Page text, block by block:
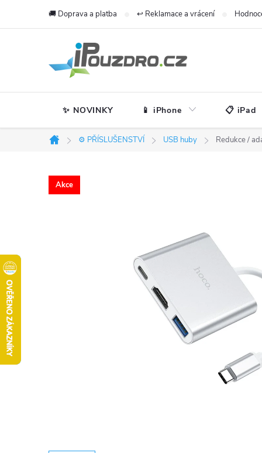
🚚 Doprava a platba ↩️ Reklamace a vrácení
✨ NOVINKY 📱 iPhone 📋 iPad
Domů
⚙️ PŘÍSLUŠENSTVÍ USB huby Redukce /
Akce